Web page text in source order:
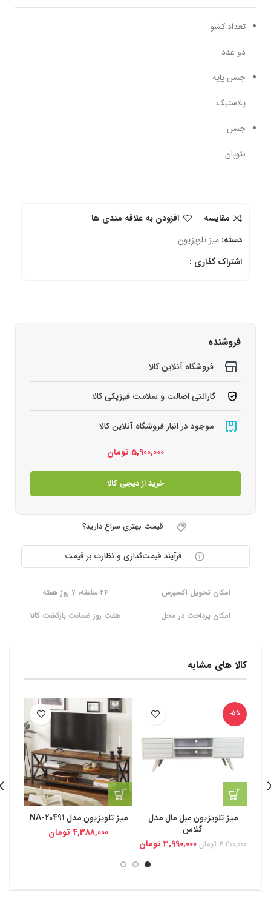
تعداد کشو
دو عدد
جنس پایه
پلاستیک
جنس
نئوپان
مقایسه
افزودن به علاقه مندی ها
دسته: میز تلویزیون
اشتراک گذاری :
فروشنده
فروشگاه آنلاین کالا
گارانتی اصالت و سلامت فیزیکی کالا
موجود در انبار فروشگاه آنلاین کالا
5,900,000 تومان
خرید از دیجی کالا
قیمت بهتری سراغ دارید؟
فرآیند قیمت‌گذاری و نظارت بر قیمت
امکان تحویل اکسپرس
۲۴ ساعته، ۷ روز هفته
امکان پرداخت در محل
هفت روز ضمانت بازگشت کالا
کالا های مشابه
-5%
میز تلویزیون مبل مال مدل
گلاس
4,200,000 تومان 3,990,000 تومان
میز تلویزیون مدل NA-20491
4,388,000 تومان